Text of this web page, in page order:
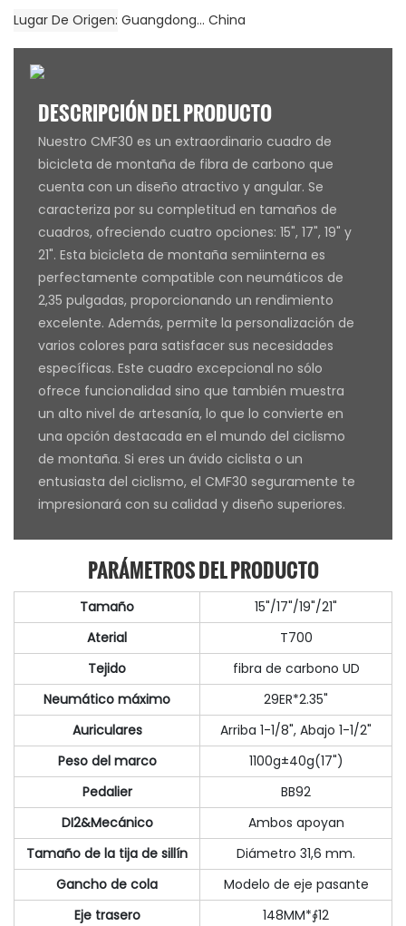
Lugar De Origen Guangdong... China
DESCRIPCIÓN DEL PRODUCTO
Nuestro CMF30 es un extraordinario cuadro de
bicicleta de montaña de fibra de carbono que
cuenta con un diseño atractivo y angular. Se
caracteriza por su completitud en tamaños de
cuadros, ofreciendo cuatro opciones: 15", 17", 19" y
21". Esta bicicleta de montaña semiinterna es
perfectamente compatible con neumáticos de
2,35 pulgadas, proporcionando un rendimiento
excelente. Además, permite la personalización de
varios colores para satisfacer sus necesidades
específicas. Este cuadro excepcional no sólo
ofrece funcionalidad sino que también muestra
un alto nivel de artesanía, lo que lo convierte en
una opción destacada en el mundo del ciclismo
de montaña. Si eres un ávido ciclista o un
entusiasta del ciclismo, el CMF30 seguramente te
impresionará con su calidad y diseño superiores.
PARÁMETROS DEL PRODUCTO
Tamaño
15"/17"/19"/21"
Aterial
T700
Tejido
fibra de carbono UD
Neumático máximo
29ER*2.35"
Auriculares
Arriba 1-1/8", Abajo 1-1/2"
Peso del marco
1100g±40g(17")
Pedalier
BB92
DI2&Mecánico
Ambos apoyan
Tamaño de la tija de sillín
Diámetro 31,6 mm.
Gancho de cola
Modelo de eje pasante
Eje trasero
148MM*∮12